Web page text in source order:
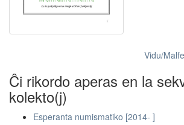
Vidu/
Ĉi rikordo aperas en la
kolekto(j)
Esperanta numismatiko [2014- ]